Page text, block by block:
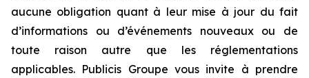
aucune obligation quant à leur mise à jour du fait
d’informations ou d’événements nouveaux ou de
toute raison autre que les réglementations
applicables. Publicis Groupe vous invite à prendre